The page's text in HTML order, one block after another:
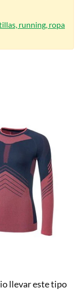
running, ropa
llevar este tipo